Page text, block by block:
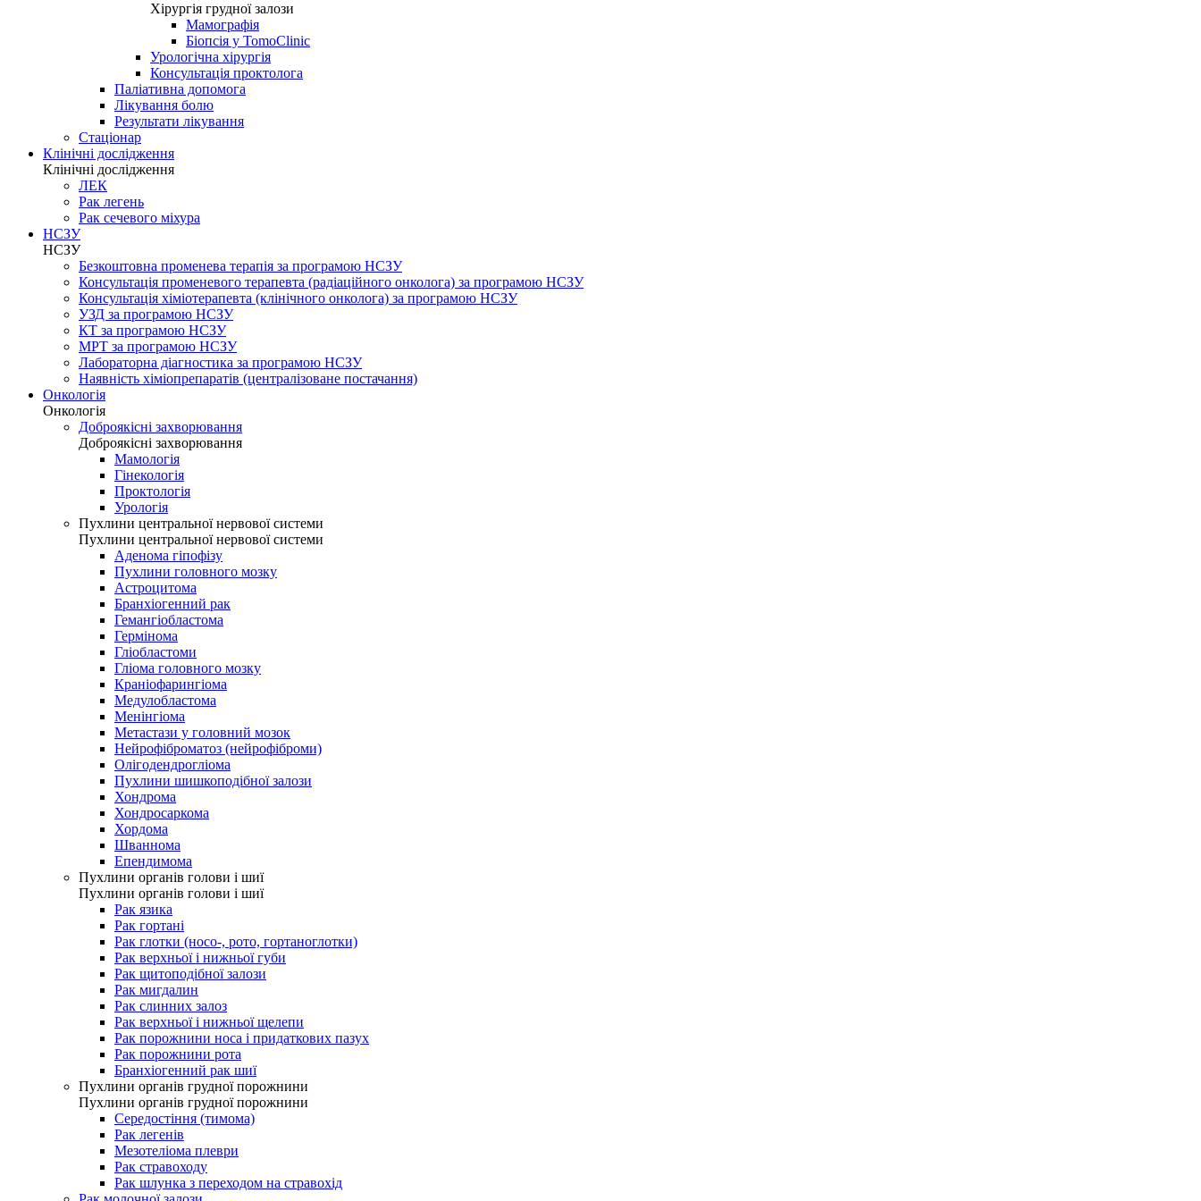
Хірургія грудної залози
Мамографія
Біопсія у TomoClinic
Урологічна хірургія
Консультація проктолога
Паліативна допомога
Лікування болю
Результати лікування
Стаціонар
Клінічні дослідження
Клінічні дослідження
ЛЕК
Рак легень
Рак сечевого міхура
НСЗУ
НСЗУ
Безкоштовна променева терапія за програмою НСЗУ
Консультація променевого терапевта (радіаційного онколога) за програмою НСЗУ
Консультація хіміотерапевта (клінічного онколога) за програмою НСЗУ
УЗД за програмою НСЗУ
КТ за програмою НСЗУ
МРТ за програмою НСЗУ
Лабораторна діагностика за програмою НСЗУ
Наявність хіміопрепаратів (централізоване постачання)
Онкологія
Онкологія
Доброякісні захворювання
Доброякісні захворювання
Мамологія
Гінекологія
Проктологія
Урологія
Пухлини центральної нервової системи
Пухлини центральної нервової системи
Аденома гіпофізу
Пухлини головного мозку
Астроцитома
Бранхіогенний рак
Гемангіобластома
Гермінома
Гліобластоми
Гліома головного мозку
Краніофарингіома
Медулобластома
Менінгіома
Метастази у головний мозок
Нейрофіброматоз (нейрофіброми)
Олігодендрогліома
Пухлини шишкоподібної залози
Хондрома
Хондросаркома
Хордома
Шваннома
Епендимома
Пухлини органів голови і шиї
Пухлини органів голови і шиї
Рак язика
Рак гортані
Рак глотки (носо-, рото, гортаноглотки)
Рак верхньої і нижньої губи
Рак щитоподібної залози
Рак мигдалин
Рак слинних залоз
Рак верхньої і нижньої щелепи
Рак порожнини носа і придаткових пазух
Рак порожнини рота
Бранхіогенний рак шиї
Пухлини органів грудної порожнини
Пухлини органів грудної порожнини
Середостіння (тимома)
Рак легенів
Мезотеліома плеври
Рак стравоходу
Рак шлунка з переходом на стравохід